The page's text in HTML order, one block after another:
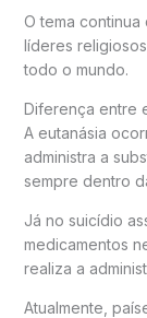
O tema continua
líderes
todo o mundo.
Diferença entre
A eutanásia
administra a
sempre dentro
Já no suicídio
medicamentos
realiza a
Atualmente,